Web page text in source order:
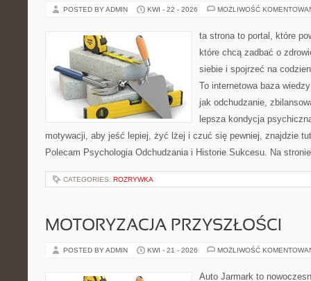
POSTED BY ADMIN KWI - 22 - 2026 MOŻLIWOŚĆ
ta strona to portal, które
które chcą zadbać o
siebie i spojrzeć na
To internetowa baza
jak odchudzanie,
lepsza kondycja
motywacji, aby jeść lepiej, żyć lżej i czuć się pewniej, znajdzie
Polecam Psychologia Odchudzania i Historie Sukcesu. Na
CATEGORIES: ROZRYWKA
MOTORYZACJA PRZYSZŁOŚCI
POSTED BY ADMIN KWI - 21 - 2026 MOŻLIWOŚĆ
Auto Jarmark to